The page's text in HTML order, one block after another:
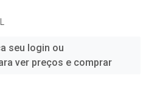
seu login ou
ver preços e comprar